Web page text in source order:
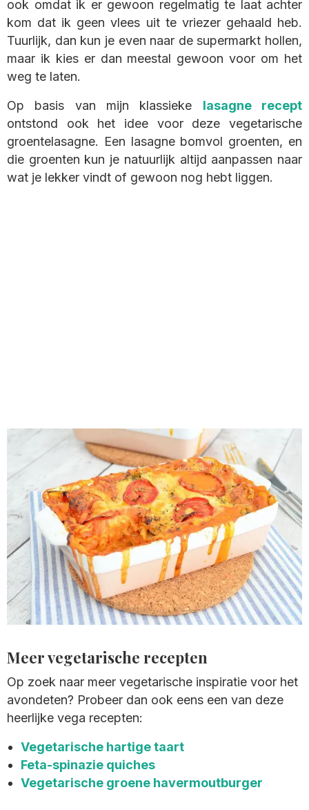
ook omdat ik er gewoon regelmatig te laat achter
kom dat ik geen vlees uit te vriezer gehaald heb.
Tuurlijk, dan kun je even naar de supermarkt hollen,
maar ik kies er dan meestal gewoon voor om het
weg te laten.
Op basis van mijn klassieke lasagne recept
ontstond ook het idee voor deze vegetarische
groentelasagne. Een lasagne bomvol groenten, en
die groenten kun je natuurlijk altijd aanpassen naar
wat je lekker vindt of gewoon nog hebt liggen.
Meer vegetarische recepten
Op zoek naar meer vegetarische inspiratie voor het
avondeten? Probeer dan ook eens een van deze
heerlijke vega recepten:
Vegetarische hartige taart
Feta-spinazie quiches
Vegetarische groene havermoutburger